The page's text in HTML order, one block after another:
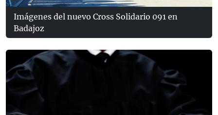
Imágenes del nuevo Cross Solidario 091 en
Badajoz